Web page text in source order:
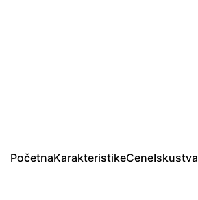
PočetnaKarakteristikeCeneIskustva